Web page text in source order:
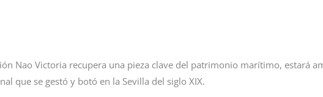
Nao Victoria recupera una pieza clave del patrimonio marítimo, estará
que se gestó y botó en la Sevilla del siglo XIX.